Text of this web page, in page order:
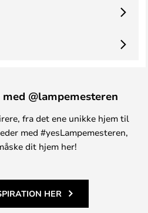
@lampemesteren
fra det ene unikke hjem til
med #yesLampemesteren,
dit hjem her!
HER